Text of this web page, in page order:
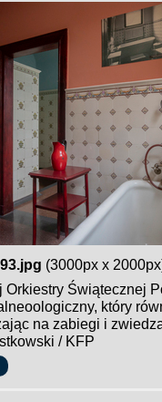
(3000px x
Orkiestry Świątecznej
który
na zabiegi i
/ KFP